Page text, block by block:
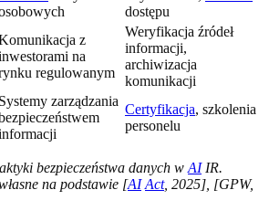
dostępu
z
na
regulowanym
Weryfikacja źródeł
informacji,
archiwizacja
komunikacji
Systemy zarządzania
Certyfikacja, szkolenia
personelu
bezpieczeństwa danych w AIIR.
na podstawie [AI Act, 2025], [GPW,